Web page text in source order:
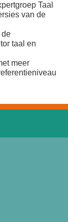
Taal
van de
de
taal en
meer